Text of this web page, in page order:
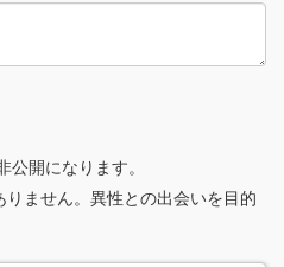
開になります。
ません。異性との出会いを目的